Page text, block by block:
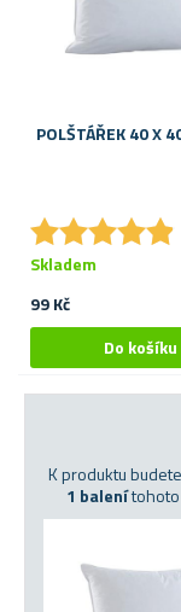
POLŠTÁŘEK 40 X
★★★★★
★★★★★
99 Kč
Skladem
K produktu
1 balení